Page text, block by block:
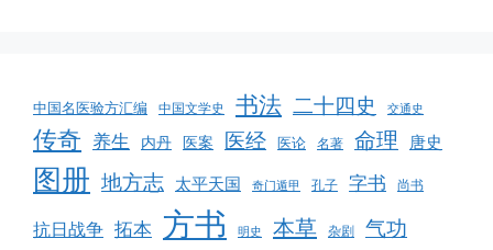
中国名医验方汇编 中国文学史 书法 二十四史 交通史
传奇 养生 内丹 医案 医经 医论 名著 命理 唐史
图册 地方志 太平天国 奇门遁甲 孔子 字书 尚书
抗日战争 拓本 方书 明史 本草 杂剧 气功